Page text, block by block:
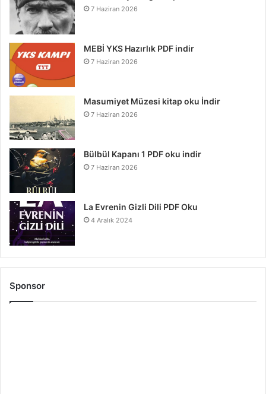
7 Haziran 2026
MEBİ YKS Hazırlık PDF indir
7 Haziran 2026
Masumiyet Müzesi kitap oku İndir
7 Haziran 2026
Bülbül Kapanı 1 PDF oku indir
7 Haziran 2026
La Evrenin Gizli Dili PDF Oku
4 Aralık 2024
Sponsor